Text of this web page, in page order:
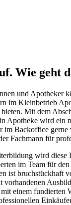
Wie geht
und Apotheker
im Kleinbetrieb
Mit dem
Apotheke wird ein
im Backoffice gerne
Fachmann für
wird diese
im Team für
ist bruchstückhaft
vorhandenen
einem fundierten